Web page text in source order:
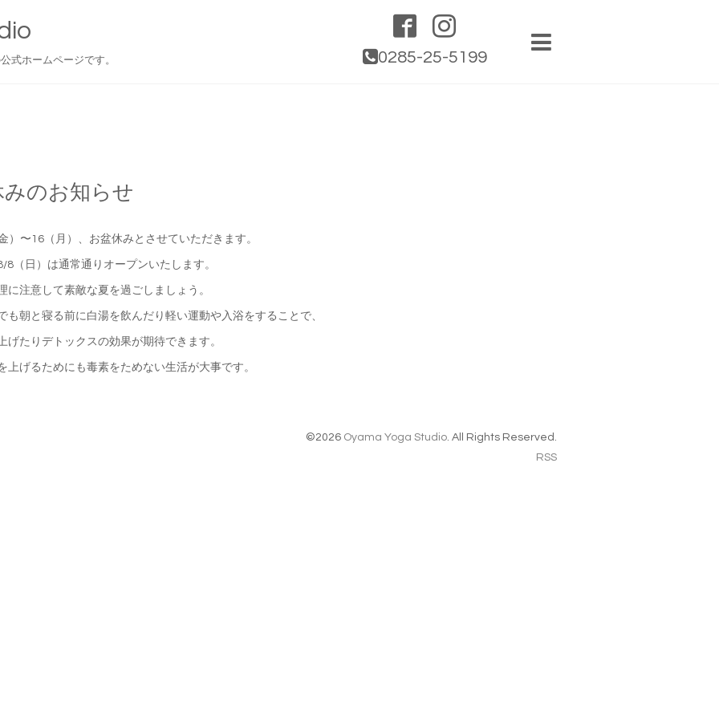
0285-25-5199
式ホームページです。
みのお知らせ
）〜16（月）、お盆休みとさせていただきます。
8（日）は通常通りオープンいたします。
に注意して素敵な夏を過ごしましょう。
も朝と寝る前に白湯を飲んだり軽い運動や入浴をすることで、
げたりデトックスの効果が期待できます。
上げるためにも毒素をためない生活が大事です。
©2026 Oyama Yoga Studio. All Rights Reserved.
RSS